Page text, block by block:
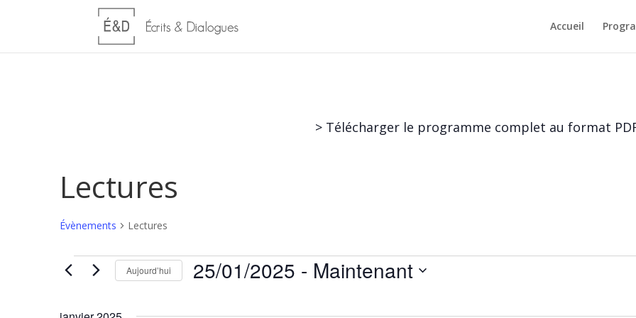
Accueil
> Télécharger le programme complet au format
Lectures
Évènements Lectures
Évènements
Aujourd’hui 25/01/2025 - Maintenant